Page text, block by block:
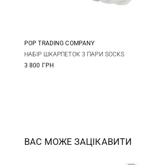
S/M L/XL
POP TRADING COMPANY
НАБІР ШКАРПЕТОК 3 ПАРИ SOCKS
3 800 ГРН
ВАС МОЖЕ ЗАЦІКАВИТИ